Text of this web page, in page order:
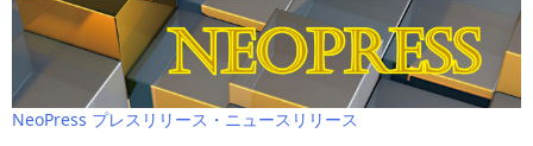
NeoPress プレスリリース・ニュースリリース